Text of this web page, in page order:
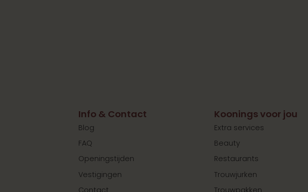
Info & Contact
Blog
FAQ
Openingstijden
Vestigingen
Koonings voor jou
Extra services
Beauty
Restaurants
Trouwjurken